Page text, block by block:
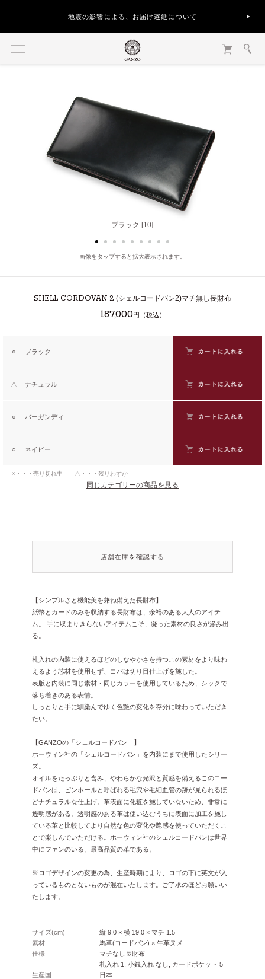
地震の影響による、お届け遅延について
ブラック [10]
ナチュラル [40]
画像をタップすると拡大表示されます。
SHELL CORDOVAN 2 (シェルコードバン2)マチ無し長財布
187,000円（税込）
○ ブラック
△ ナチュラル
○ バーガンディ
○ ネイビー
×・・・売り切れ中 △・・・残りわずか
同じカテゴリーの商品を見る
店舗在庫を確認する
【シンプルさと機能美を兼ね備えた長財布】
紙幣とカードのみを収納する長財布は、余裕のある大人のアイテ
ム。 手に収まりきらないアイテムこそ、凝った素材の良さが滲み出
る。
札入れの内装に使えるほどのしなやかさを持つこの素材をより味わ
えるよう芯材を使用せず、コバは切り目仕上げを施した。
表版と内装に同じ素材・同じカラーを使用しているため、シックで
落ち着きのある表情。
しっとりと手に馴染んでゆく色艶の変化を存分に味わっていただき
たい。
【GANZOの「シェルコードバン」】
ホーウィン社の「シェルコードバン」を内装にまで使用したシリー
ズ。
オイルをたっぷりと含み、やわらかな光沢と質感を備えるこのコー
ドバンは、ピンホールと呼ばれる毛穴や毛細血管の跡が見られるほ
どナチュラルな仕上げ。革表面に化粧を施していないため、非常に
透明感がある。透明感のある革は使い込むうちに表面に加工を施し
ている革と比較してより自然な色の変化や艶感を使っていただくこ
とで楽しんでいただける。ホーウィン社のシェルコードバンは世界
中にファンのいる、最高品質の革である。
※ロゴデザインの変更の為、生産時期により、ロゴの下に英文が入
っているものとないものが混在いたします。ご了承のほどお願いい
たします。
サイズ(cm)
縦 9.0 × 横 19.0 × マチ 1.5
素材
馬革(コードバン) × 牛革ヌメ
仕様
マチなし長財布
札入れ 1, 小銭入れ なし, カードポケット 5
生産国
日本